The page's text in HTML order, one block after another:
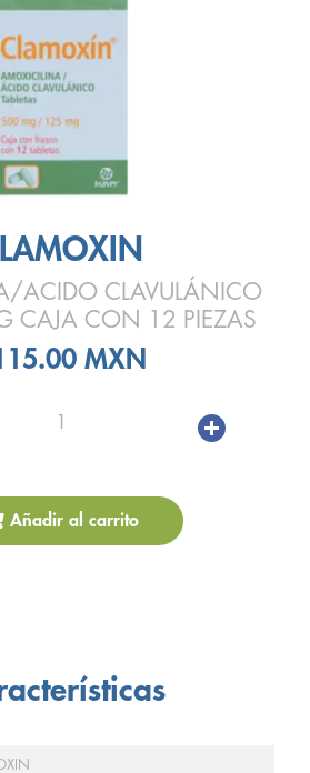
ACIDO CLAVULÁNICO
CON 12 PIEZAS
MXN
1
Añadir al carrito